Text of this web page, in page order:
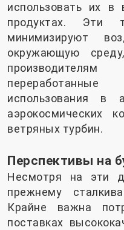
использовать их в
продуктах. Эти
минимизируют
окружающую
производителям
использования в
аэрокосмических
ветряных турбин.
Перспективы на
Несмотря на эти
прежнему
Крайне важна
поставках